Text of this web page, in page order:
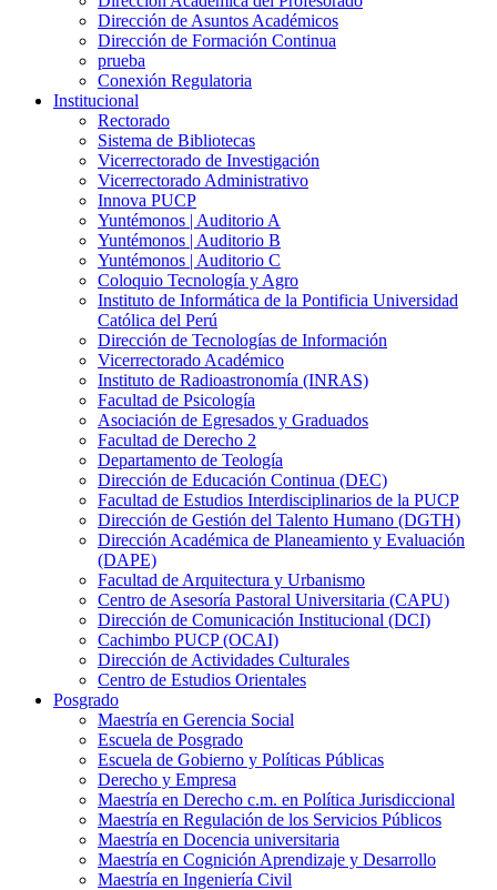
Dirección de Asuntos Académicos
Dirección de Formación Continua
prueba
Conexión Regulatoria
Institucional
Rectorado
Sistema de Bibliotecas
Vicerrectorado de Investigación
Vicerrectorado Administrativo
Innova PUCP
Yuntémonos | Auditorio A
Yuntémonos | Auditorio B
Yuntémonos | Auditorio C
Coloquio Tecnología y Agro
Instituto de Informática de la Pontificia Universidad
Católica del Perú
Dirección de Tecnologías de Información
Vicerrectorado Académico
Instituto de Radioastronomía (INRAS)
Facultad de Psicología
Asociación de Egresados y Graduados
Facultad de Derecho 2
Departamento de Teología
Dirección de Educación Continua (DEC)
Facultad de Estudios Interdisciplinarios de la PUCP
Dirección de Gestión del Talento Humano (DGTH)
Dirección Académica de Planeamiento y Evaluación
(DAPE)
Facultad de Arquitectura y Urbanismo
Centro de Asesoría Pastoral Universitaria (CAPU)
Dirección de Comunicación Institucional (DCI)
Cachimbo PUCP (OCAI)
Dirección de Actividades Culturales
Centro de Estudios Orientales
Posgrado
Maestría en Gerencia Social
Escuela de Posgrado
Escuela de Gobierno y Políticas Públicas
Derecho y Empresa
Maestría en Derecho c.m. en Política Jurisdiccional
Maestría en Regulación de los Servicios Públicos
Maestría en Docencia universitaria
Maestría en Cognición Aprendizaje y Desarrollo
Maestría en Ingeniería Civil